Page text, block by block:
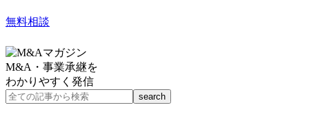
無料相談
M&A・事業承継を
わかりやすく発信